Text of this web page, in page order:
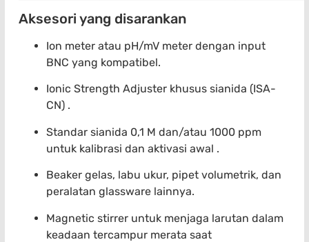
Aksesori yang disarankan
Ion meter atau pH/mV meter dengan input
BNC yang kompatibel.
Ionic Strength Adjuster khusus sianida (ISA-
CN) .
Standar sianida 0,1 M dan/atau 1000 ppm
untuk kalibrasi dan aktivasi awal .
Beaker gelas, labu ukur, pipet volumetrik, dan
peralatan glassware lainnya.
Magnetic stirrer untuk menjaga larutan dalam
keadaan tercampur merata saat